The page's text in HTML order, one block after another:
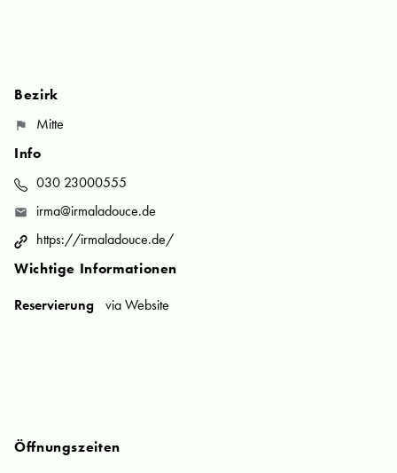
Bezirk
Mitte
Info
030 23000555
irma@irmaladouce.de
https://irmaladouce.de/
Wichtige Informationen
Reservierung
via Website
Öffnungszeiten